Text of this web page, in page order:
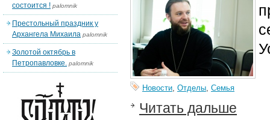
Новости, Отделы, Семья
Читать дальше
состоится ! palomnik
Престольный праздник у
Архангела Михаила palomnik
Золотой октябрь в
Петропавловке. palomnik